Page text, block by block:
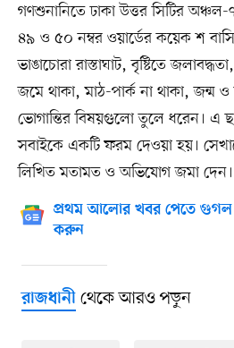
গণশুনানিতে ঢাকা উত্তর সিটির
৪৯ ও ৫০ নম্বর ওয়ার্ডের কয়েক শ
ভাঙাচোরা রাস্তাঘাট, বৃষ্টিতে
জমে থাকা, মাঠ-পার্ক না থাকা, জন্ম
ভোগান্তির বিষয়গুলো তুলে ধরেন। এ
সবাইকে একটি ফরম দেওয়া হয়।
লিখিত মতামত ও অভিযোগ জমা দেন।
প্রথম আলোর খবর পেতে গুগল
করুন
রাজধানীথেকে আরও পড়ুন